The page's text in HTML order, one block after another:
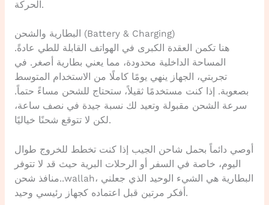
الحركة.
البطارية والشحن (Battery & Charging)
هنا تكمن العقدة الكبرى في الهواتف القابلة للطي عادةً.
المساحة الداخلية محدودة، مما يعني بطارية أصغر. في
تجربتي، الجهاز ينهي يومًا كاملًا من الاستخدام المتوسط
بصعوبة. إذا كنت مستخدمًا ثقيلاً، ستحتاج للشحن مساءً حتماً.
سرعة الشحن مقبولة وتعيد لك نسبة جيدة في نصف ساعة،
لكن لا تتوقع شحنًا خياليًا.
أوصي دائماً بحمل شاحن الجيب إذا كنت تخطط للخروج طوال
اليوم، خاصة في السفر أو الرحلات البرية حيث قد لا تتوفر
منافذ شحن..wallah، البطارية هي الشيء الوحيد الذي جعلني
أفكر مرتين قبل اعتماده كجهاز رئيسي وحيد.